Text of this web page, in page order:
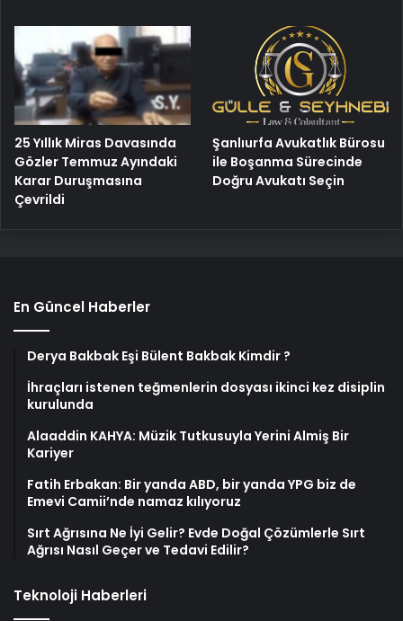
25 Yıllık Miras Davasında
Gözler Temmuz Ayındaki
Karar Duruşmasına
Çevrildi
Şanlıurfa Avukatlık Bürosu
ile Boşanma Sürecinde
Doğru Avukatı Seçin
En Güncel Haberler
Derya Bakbak Eşi Bülent Bakbak Kimdir ?
İhraçları istenen teğmenlerin dosyası ikinci kez disiplin
kurulunda
Alaaddin KAHYA: Müzik Tutkusuyla Yerini Almiş Bir
Kariyer
Fatih Erbakan: Bir yanda ABD, bir yanda YPG biz de
Emevi Camii’nde namaz kılıyoruz
Sırt Ağrısına Ne İyi Gelir? Evde Doğal Çözümlerle Sırt
Ağrısı Nasıl Geçer ve Tedavi Edilir?
Teknoloji Haberleri